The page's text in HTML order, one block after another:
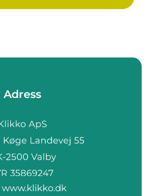
Adress
www.klikko.dk